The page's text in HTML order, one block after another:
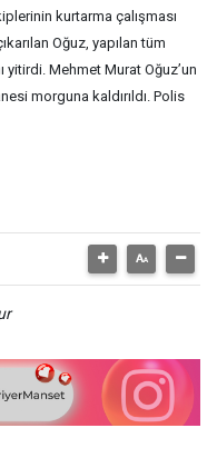
kurtarma çalışması
Oğuz, yapılan tüm
yitirdi. Mehmet Murat Oğuz’un
morguna kaldırıldı. Polis